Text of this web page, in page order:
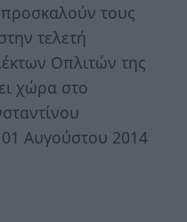
τους
τελετή
Οπλιτών της
χώρα στο
Αυγούστου 2014